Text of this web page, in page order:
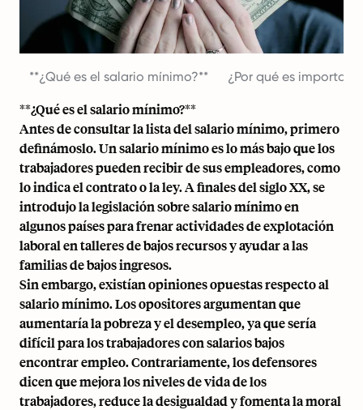
‍**¿Qué es el salario mínimo?** ¿Por qué es
‍**¿Qué es el salario mínimo?**
Antes de consultar la lista del salario mínimo, primero
definámoslo. Un salario mínimo es lo más bajo que los
trabajadores pueden recibir de sus empleadores, como
lo indica el contrato o la ley. A finales del siglo XX, se
introdujo la legislación sobre salario mínimo en
algunos países para frenar actividades de explotación
laboral en talleres de bajos recursos y ayudar a las
familias de bajos ingresos.
Sin embargo, existían opiniones opuestas respecto al
salario mínimo. Los opositores argumentan que
aumentaría la pobreza y el desempleo, ya que sería
difícil para los trabajadores con salarios bajos
encontrar empleo. Contrariamente, los defensores
dicen que mejora los niveles de vida de los
trabajadores, reduce la desigualdad y fomenta la moral